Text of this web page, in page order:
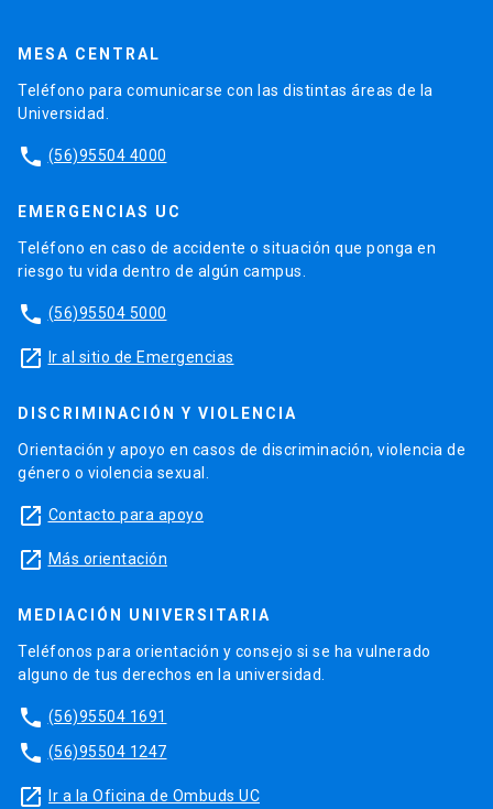
MESA CENTRAL
Teléfono para comunicarse con las distintas áreas de la
Universidad.
phone (56)95504 4000
EMERGENCIAS UC
Teléfono en caso de accidente o situación que ponga en
riesgo tu vida dentro de algún campus.
phone (56)95504 5000
launch Ir al sitio de Emergencias
DISCRIMINACIÓN Y VIOLENCIA
Orientación y apoyo en casos de discriminación, violencia de
género o violencia sexual.
launch Contacto para apoyo
launch Más orientación
MEDIACIÓN UNIVERSITARIA
Teléfonos para orientación y consejo si se ha vulnerado
alguno de tus derechos en la universidad.
phone (56)95504 1691
phone (56)95504 1247
launch Ir a la Oficina de Ombuds UC